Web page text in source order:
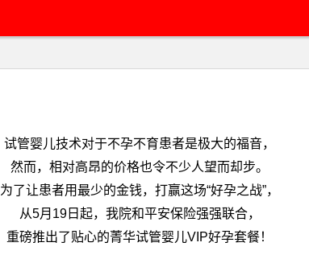
试管婴儿技术对于不孕不育患者是极大的福音，
然而，相对高昂的价格也令不少人望而却步。
为了让患者用最少的金钱，打赢这场“好孕之战”，
从5月19日起，我院和平安保险强强联合，
重磅推出了贴心的菁华试管婴儿VIP好孕套餐！